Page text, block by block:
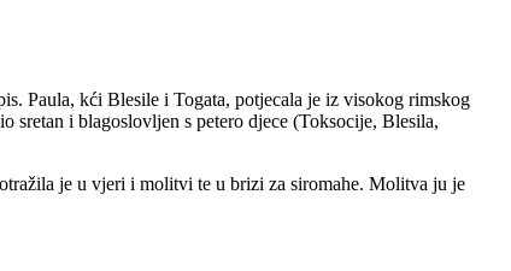
Paula, kći Blesile i Togata, potjecala je iz visokog rimskog
sretan i blagoslovljen s petero djece (Toksocije, Blesila,
je u vjeri i molitvi te u brizi za siromahe. Molitva ju je